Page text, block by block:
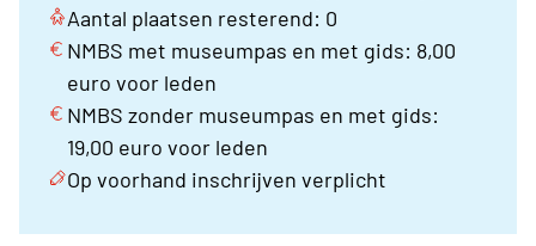
Aantal plaatsen resterend: 0
NMBS met museumpas en met gids: 8,00
euro voor leden
NMBS zonder museumpas en met gids:
19,00 euro voor leden
Op voorhand inschrijven verplicht